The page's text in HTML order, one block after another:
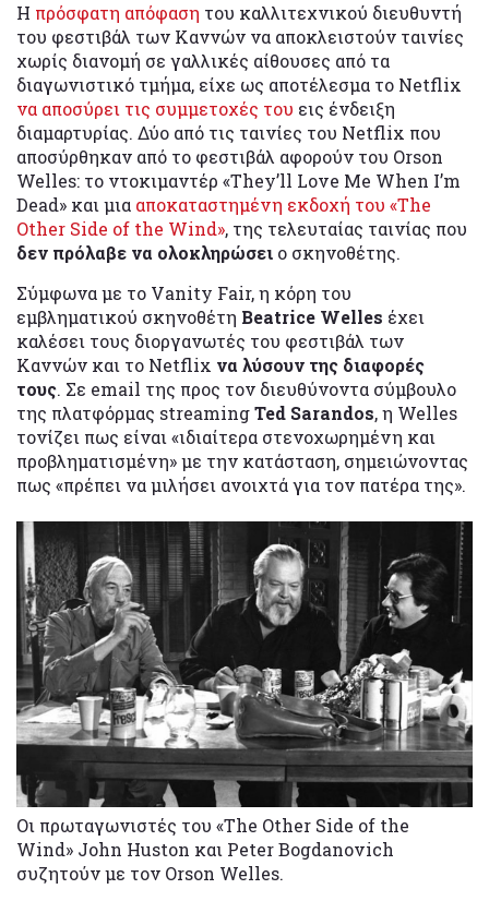
Η πρόσφατη απόφαση του καλλιτεχνικού διευθυντή
του φεστιβάλ των Καννών να αποκλειστούν ταινίες
χωρίς διανομή σε γαλλικές αίθουσες από τα
διαγωνιστικό τμήμα, είχε ως αποτέλεσμα το Netflix
να αποσύρει τις συμμετοχές του εις ένδειξη
διαμαρτυρίας. Δύο από τις ταινίες του Netflix που
αποσύρθηκαν από το φεστιβάλ αφορούν του Orson
Welles: το ντοκιμαντέρ «They’ll Love Me When I’m
Dead» και μια αποκαταστημένη εκδοχή του «The
Other Side of the Wind», της τελευταίας ταινίας που
δεν πρόλαβε να ολοκληρώσει ο σκηνοθέτης.
Σύμφωνα με το Vanity Fair, η κόρη του
εμβληματικού σκηνοθέτη Beatrice Welles έχει
καλέσει τους διοργανωτές του φεστιβάλ των
Καννών και το Netflix να λύσουν της διαφορές
τους. Σε email της προς τον διευθύνοντα σύμβουλο
της πλατφόρμας streamingTed Sarandos, η Welles
τονίζει πως είναι «ιδιαίτερα στενοχωρημένη και
προβληματισμένη» με την κατάσταση, σημειώνοντας
πως «πρέπει να μιλήσει ανοιχτά για τον πατέρα της».
Οι πρωταγωνιστές του «The Other Side of the
Wind» John Huston και Peter Bogdanovich
συζητούν με τον Orson Welles.